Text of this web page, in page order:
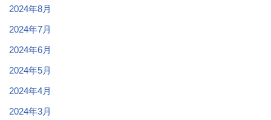
2024年8月
2024年7月
2024年6月
2024年5月
2024年4月
2024年3月